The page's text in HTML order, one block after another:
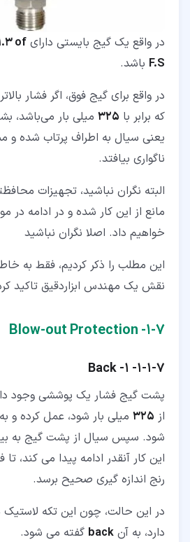
در واقع یک گیج بایستی دارای of
F.S باشد.
در واقع برای گیج فوق، اگر فشار
که برابر با 325 میلی بار می‌باشد،
یعنی سیال به اطراف پرتاب شده و
ناگواری بیافتد.
البته نگران نباشید، تجهیزات
مانع از این کار شده و در ادامه در
خواهیم داد. اصلا نگران نباشید
این مطلب را ذکر کردیم، فقط به
نقش یک مهندس ابزاردقیق تاکید
۷‏-‏۱‏- Blow-out Protection
۷‏-‏۱‏-‏۱‏- 1-
Back
پشت گیج فشار یک پوششی وجود
از 325 میلی بار شود، عمل کرده و
شود. سپس سیال از پشت گیج به
این کار آنقدر ادامه پیدا می کند،
رنج اندازه گیری صحیح برسد.
در این حالت، چون این تکه لاستیک
دارد، به آن back گفته می شود.